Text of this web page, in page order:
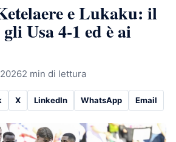
e Lukaku: il
Usa 4-1 ed è ai
2 min di lettura
X LinkedIn WhatsApp Email